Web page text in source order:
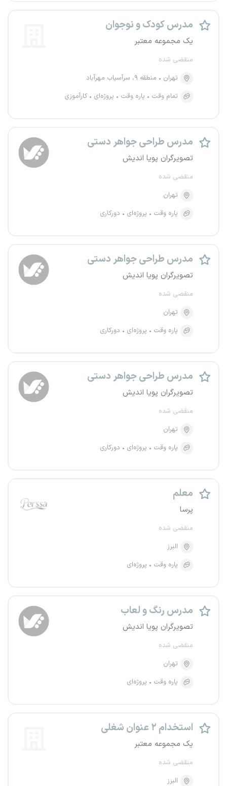
مدرس کودک و نوجوان
یک مجموعه معتبر
منقضی شده
تهران
منطقه ۹، سرآسیاب مهرآباد
تمام وقت
پاره وقت پروژه‌ای کارآموزی
مدرس طراحی جواهر دستی
تصویرگران پویا اندیش
منقضی شده
تهران
پاره وقت
پروژه‌ای دورکاری
مدرس طراحی جواهر دستی
تصویرگران پویا اندیش
منقضی شده
تهران
پاره وقت
پروژه‌ای دورکاری
مدرس طراحی جواهر دستی
تصویرگران پویا اندیش
منقضی شده
تهران
پاره وقت
پروژه‌ای دورکاری
معلم
پرسا
منقضی شده
البرز
پاره وقت
پروژه‌ای
مدرس رنگ و لعاب
تصویرگران پویا اندیش
منقضی شده
تهران
پاره وقت
پروژه‌ای
استخدام ۲ عنوان شغلی
یک مجموعه معتبر
منقضی شده
البرز